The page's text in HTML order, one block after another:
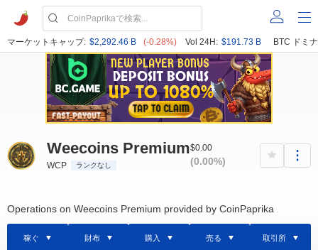
マーケットキャップ: $2,292.46 B (-0.28%) Vol 24H: $191.73 B BTC ドミ
Weecoins Premium
WCP ランクなし
$0.00
(0.00%)
Operations on Weecoins Premium provided by CoinPaprika
稼ぐ 財布 購入 売る 取引所